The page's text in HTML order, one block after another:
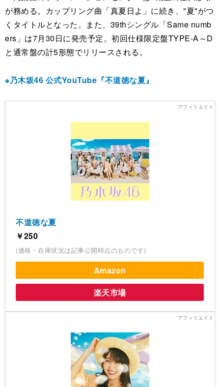
が務める。カップリング曲「真夏日よ」に続き、"夏"がつ
くタイトルとなった。また、39thシングル「Same numb
ers」は7月30日に発売予定。初回仕様限定盤TYPE-A～D
と通常盤の計5形態でリリースされる。
※乃木坂46 公式YouTube『不道徳な夏』
不道徳な夏
￥250
(価格・在庫状況は記事公開時点のものです)
Amazon
楽天市場